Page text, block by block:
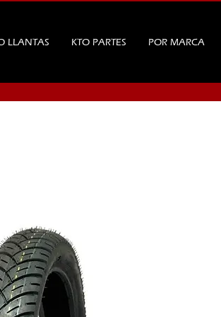
LLANTAS KTO PARTES POR MARCA